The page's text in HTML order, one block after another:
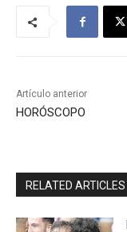
Artículo anterior
HORÓSCOPO
RELATED ARTICLES